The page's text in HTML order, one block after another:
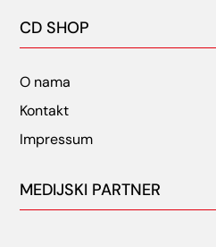
CD SHOP
O nama
Kontakt
Impressum
MEDIJSKI PARTNER